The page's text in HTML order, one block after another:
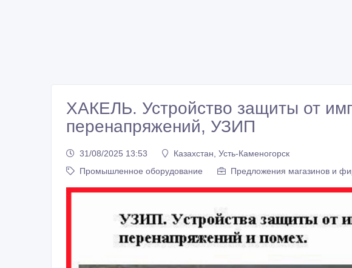
ХАКЕЛЬ. Устройство защиты от
перенапряжений, УЗИП
31/08/2025 13:53
Казахстан, Усть-Каменогорск
Промышленное оборудование
Предложения магазинов и